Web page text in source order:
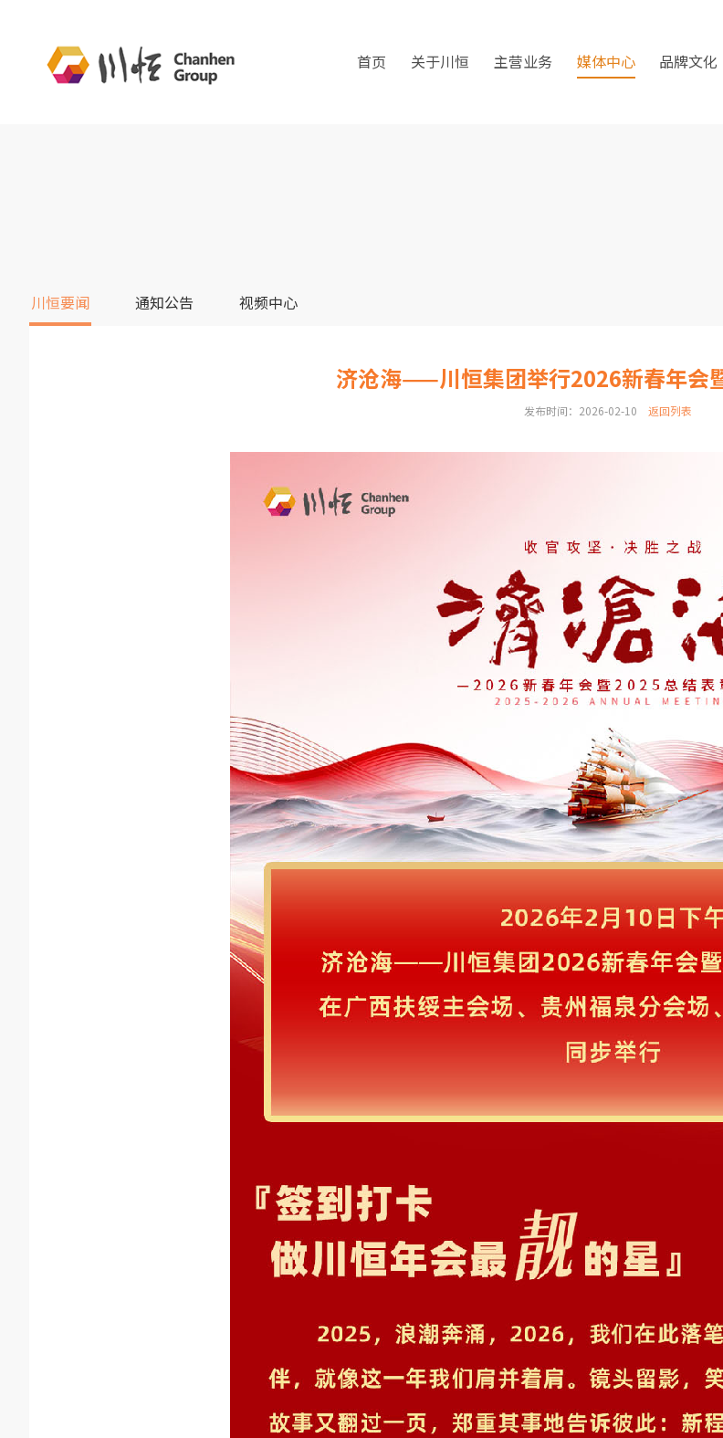
首页 关于川恒 主营业务 媒体中心 品牌文化
川恒要闻 通知公告 视频中心
济沧海——川恒集团举行2026新春年会
发布时间：2026-02-10 返回列表